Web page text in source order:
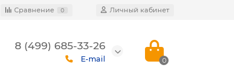
Сравнение 0 Личный кабинет
8 (499) 685-33-26
E-mail 0